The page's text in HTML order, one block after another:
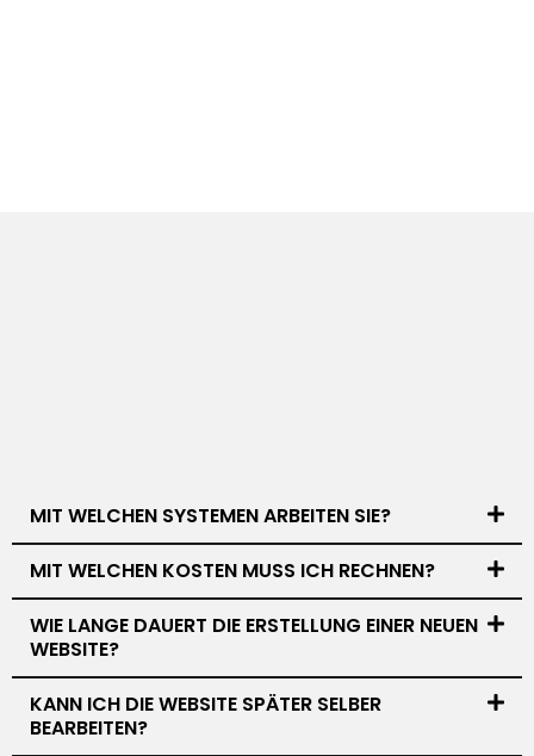
MIT WELCHEN SYSTEMEN ARBEITEN SIE?
MIT WELCHEN KOSTEN MUSS ICH RECHNEN?
WIE LANGE DAUERT DIE ERSTELLUNG EINER NEUEN
WEBSITE?
KANN ICH DIE WEBSITE SPÄTER SELBER
BEARBEITEN?